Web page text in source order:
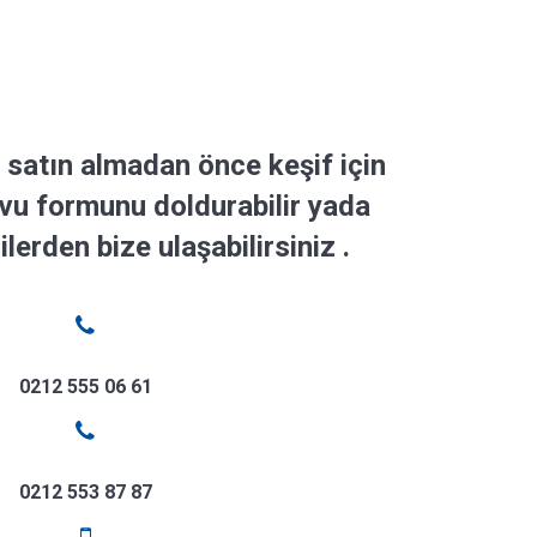
almadan önce keşif için
formunu doldurabilir yada
bize ulaşabilirsiniz .
0212 555 06 61
0212 553 87 87